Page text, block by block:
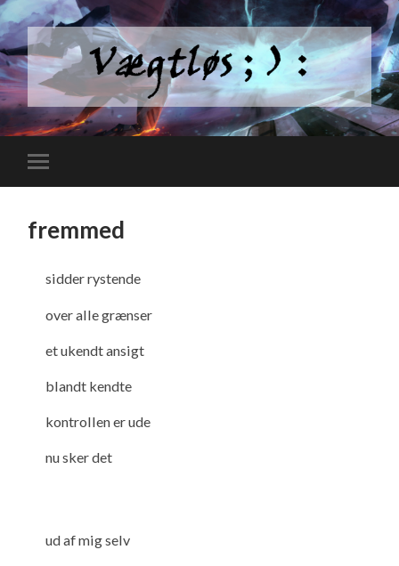
fremmed
sidder rystende
over alle grænser
et ukendt ansigt
blandt kendte
kontrollen er ude
nu sker det
ud af mig selv